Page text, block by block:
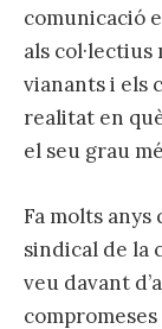
comunicació
als
vianants i els
realitat en
el seu grau
Fa molts
sindical de la
veu davant